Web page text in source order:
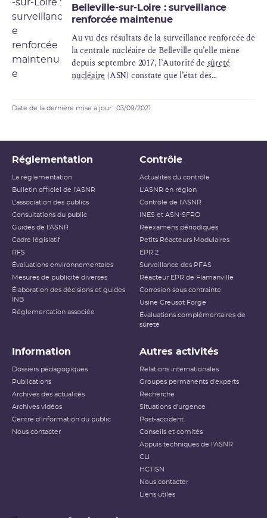
Belleville-sur-Loire : surveillance
renforcée maintenue
Au vu des résultats de la surveillance renforcée de
la centrale nucléaire de Belleville qu’elle mène
depuis septembre 2017, l’Autorité de sûreté
nucléaire(ASN) constate que l’état des
notamment en matière de gestion des écarts et de
considère néanmoins que les progrès constatés
conduite des installations doivent encore
s’améliorer.
Date de la dernière mise à jour : 03/09/2021
Réglementation
La réglementation
Bulletin officiel de l'ASNR
L’association des publics
Consultations du public
Guides de l'ASNR
Cadre législatif
RFS
Évaluations environnementales
Mesures de publicité diverses
Élaboration des décisions et guides
INB
Réglementation associée
Contrôle
Actualités du contrôle
L'ASNR en région
Contrôle de l'ASNR
INES et ASN-SFRO
Réexamens périodiques
Petits Réacteurs Modulaires
EPR 2
Surveillance des PFAS
Réacteur EPR de Flamanville
Corrosion sous contrainte
Usine Creusot Forge
Évaluations complémentaires de
sûreté
Information
Dossiers pédagogiques
Publications
Archives des actualités
Archives vidéos
Centre d'information du public
Nous contacter
Autres activités
Relations internationales
Groupes permanents d'experts
Recherche
Situations d'urgence
Post-accident
Conseils et comités
Appuis techniques de l'ASNR
CLI
HCTISN
Nous contacter
Liens utiles